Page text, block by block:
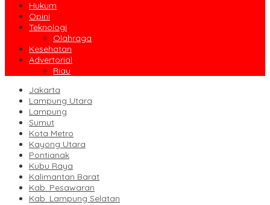
Hukum
Opini
Teknologi
Olahraga
Kesehatan
Advertorial
Riau
Jakarta
Lampung Utara
Lampung
Sumut
Kota Metro
Kayong Utara
Pontianak
Kubu Raya
Kalimantan Barat
Kab. Pesawaran
Kab. Lampung Selatan